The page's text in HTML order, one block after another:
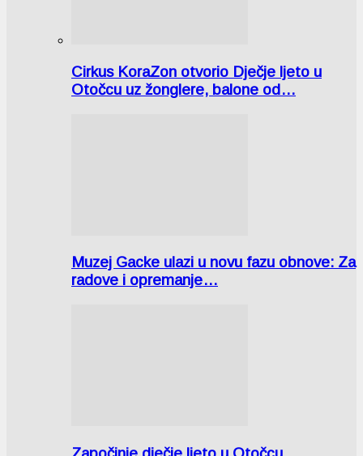
Cirkus KoraZon otvorio Dječje ljeto u
Otočcu uz žonglere, balone od…
Muzej Gacke ulazi u novu fazu obnove: Za
radove i opremanje…